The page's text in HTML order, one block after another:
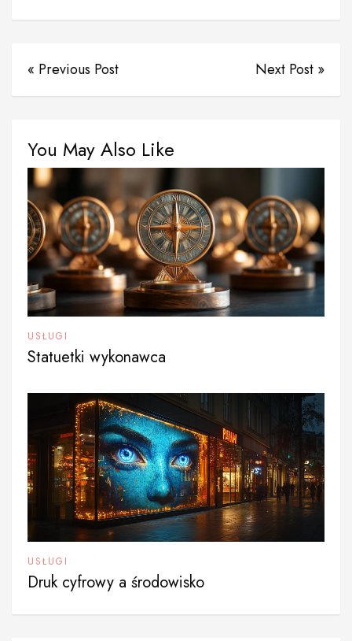
« Previous Post Next Post »
You May Also Like
USŁUGI
Statuetki wykonawca
USŁUGI
Druk cyfrowy a środowisko